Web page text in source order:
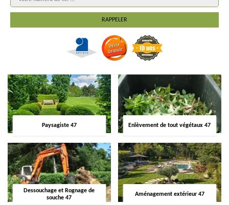
Paysagiste 47 Enlèvement de tout végétaux 47
Dessouchage et Rognage de
souche 47
Aménagement extérieur 47